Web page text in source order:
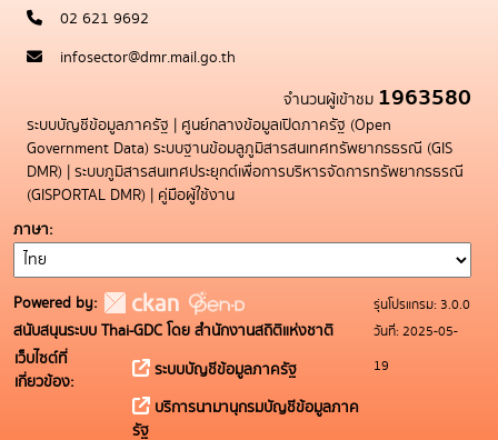
02 621 9692
infosector@dmr.mail.go.th
จำนวนผู้เข้าชม 1963580
ระบบบัญชีข้อมูลภาครัฐ | ศูนย์กลางข้อมูลเปิดภาครัฐ (Open
Government Data) ระบบฐานข้อมลูภูมิสารสนเทศทรัพยากรธรณี (GIS
DMR) | ระบบภูมิสารสนเทศประยุกต์เพื่อการบริหารจัดการทรัพยากรธรณี
(GISPORTAL DMR) | คู่มือผู้ใช้งาน
ภาษา
Powered by:
สนับสนุนระบบ Thai-GDC โดย สำนักงานสถิติแห่งชาติ
เว็บไซต์ที่
เกี่ยวข้อง:
ระบบบัญชีข้อมูลภาครัฐ
บริการนามานุกรมบัญชีข้อมูลภาค
รัฐ
รุ่นโปรแกรม: 3.0.0
วันที่: 2025-05-
19